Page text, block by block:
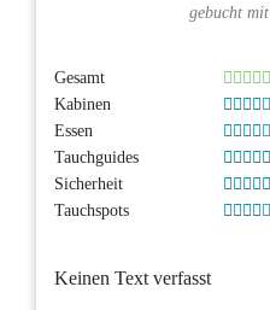
gebucht mit
Gesamt
Kabinen
Essen
Tauchguides
Sicherheit
Tauchspots
Keinen Text verfasst